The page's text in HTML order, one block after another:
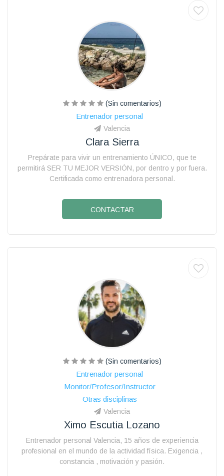
(Sin comentarios)
Entrenador personal
Valencia
Clara Sierra
Prepárate para vivir un entrenamiento ÚNICO, que te
permitirá SER TU MEJOR VERSIÓN, por dentro y por fuera.
Certificada como entrenadora personal.
CONTACTAR
(Sin comentarios)
Entrenador personal
Monitor/Profesor/Instructor
Otras disciplinas
Valencia
Ximo Escutia Lozano
Entrenador personal Valencia, 15 años de experiencia
profesional en el mundo de la actividad física. Exigencia ,
constancia , motivación y pasión.